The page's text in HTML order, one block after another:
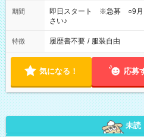
期間
即日スタート ※急募 ○9月
さい♪
特徴 履歴書不要 / 服装自由
気になる！ 応募
未読